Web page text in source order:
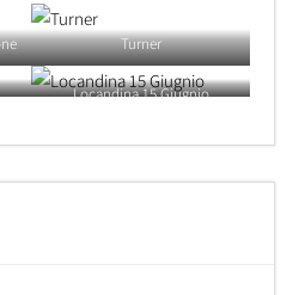
Turner
Locandina 15 Giugnio